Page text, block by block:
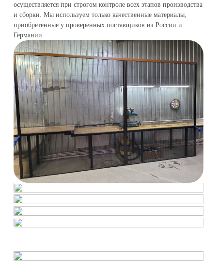
осуществляется при строгом контроле всех этапов производства
и сборки. Мы используем только качественные материалы,
приобретенные у проверенных поставщиков из России и
Германии.